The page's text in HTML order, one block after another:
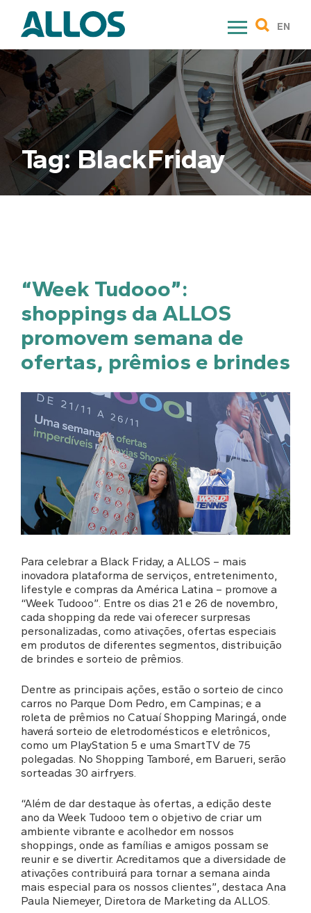
content
EN
Tag:BlackFriday
“Week Tudooo”:
shoppings da ALLOS
promovem semana de
ofertas, prêmios e brindes
Para celebrar a Black Friday, a ALLOS – mais
inovadora plataforma de serviços, entretenimento,
lifestyle e compras da América Latina – promove a
“Week Tudooo”. Entre os dias 21 e 26 de novembro,
cada shopping da rede vai oferecer surpresas
personalizadas, como ativações, ofertas especiais
em produtos de diferentes segmentos, distribuição
de brindes e sorteio de prêmios.
Dentre as principais ações, estão o sorteio de cinco
carros no Parque Dom Pedro, em Campinas; e a
roleta de prêmios no Catuaí Shopping Maringá, onde
haverá sorteio de eletrodomésticos e eletrônicos,
como um PlayStation 5 e uma SmartTV de 75
polegadas. No Shopping Tamboré, em Barueri, serão
sorteadas 30 airfryers.
“Além de dar destaque às ofertas, a edição deste
ano da Week Tudooo tem o objetivo de criar um
ambiente vibrante e acolhedor em nossos
shoppings, onde as famílias e amigos possam se
reunir e se divertir. Acreditamos que a diversidade de
ativações contribuirá para tornar a semana ainda
mais especial para os nossos clientes”, destaca Ana
Paula Niemeyer, Diretora de Marketing da ALLOS.